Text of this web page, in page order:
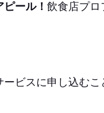
ール！ 飲食店プロ
ービスに申し込むこ